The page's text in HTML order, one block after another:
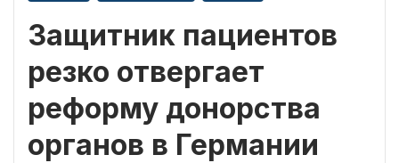
Защитник пациентов
резко отвергает
реформу донорства
органов в Германии